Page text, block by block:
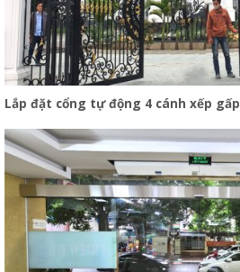
Lắp đặt cổng tự động 4 cánh xếp gấp